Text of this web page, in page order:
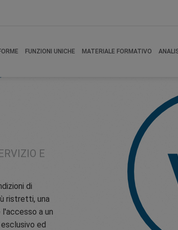
FUNZIONI UNICHE MATERIALE FORMATIVO
E
di
ristretti, una
a un
ed